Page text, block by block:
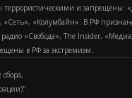
террористическими и
«Сеть», «Колумбайн». В РФ
«Свобода», The Insider,
в РФ за экстремизм.